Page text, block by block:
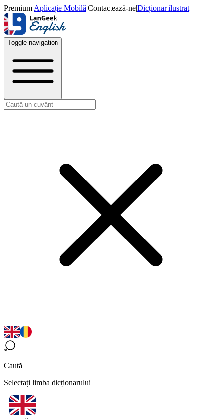
Premium|Aplicație Mobilă|Contactează-ne|Dicționar ilustrat
Toggle navigation
Caută
Selectați limba dicționarului